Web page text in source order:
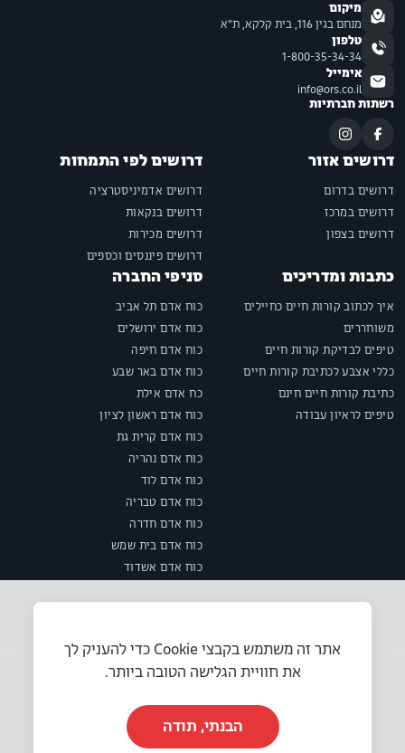
מיקום
מנחם בגין 116, בית קלקא, ת"א
טלפון
1-800-35-34-34
אימייל
info@ors.co.il
רשתות חברתיות
דרושים אזור
דרושים בדרום
דרושים במרכז
דרושים בצפון
דרושים לפי התמחות
דרושים אדמיניסטרציה
דרושים בנקאות
דרושים מכירות
דרושים פיננסים וכספים
כתבות ומדריכים
איך לכתוב קורות חיים כחיילים
משוחררים
טיפים לבדיקת קורות חיים
כללי אצבע לכתיבת קורות חיים
כתיבת קורות חיים חינם
טיפים לראיון עבודה
סניפי החברה
כוח אדם תל אביב
כוח אדם ירושלים
כוח אדם חיפה
כוח אדם באר שבע
כח אדם אילת
כוח אדם ראשון לציון
כוח אדם קרית גת
כוח אדם נהריה
כוח אדם לוד
כוח אדם טבריה
כוח אדם חדרה
כוח אדם בית שמש
כוח אדם אשדוד
אתר זה משתמש בקבצי Cookie כדי להעניק לך
את חוויית הגלישה הטובה ביותר.
הבנתי, תודה